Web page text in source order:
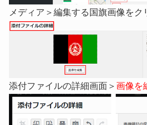
メディア＞編集する国旗画像をク
添付ファイルの詳細画面＞ 画像を